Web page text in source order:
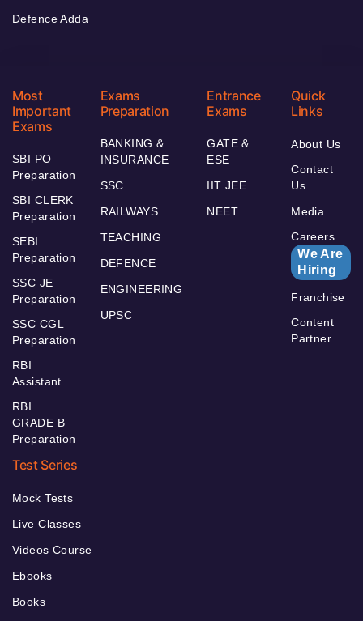
Defence Adda
Most
Important
Exams
SBI PO
Preparation
SBI CLERK
Preparation
SEBI
Preparation
SSC JE
Preparation
SSC CGL
Preparation
RBI
Assistant
RBI
GRADE B
Preparation
Exams
Preparation
BANKING &
INSURANCE
SSC
RAILWAYS
TEACHING
DEFENCE
ENGINEERING
UPSC
Entrance
Exams
GATE &
ESE
IIT JEE
NEET
Quick
Links
About Us
Contact
Us
Media
Careers
We Are
Hiring
Franchise
Content
Partner
Test Series
Mock Tests
Live Classes
Videos Course
Ebooks
Books